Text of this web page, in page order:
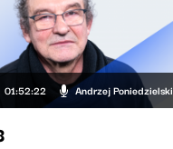
01:52:22 Andrzej Poniedzielski